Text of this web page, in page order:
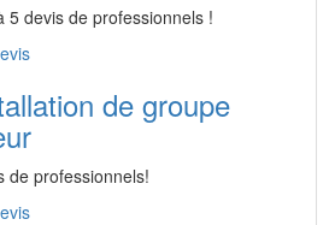
5 devis de professionnels !
de groupe
de professionnels!